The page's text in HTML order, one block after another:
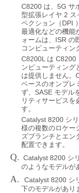
C8200 は、 5G サ
型拡張レイヤ 2 ス
ペクション（ DPI
最適化などの機能
ォームは、 ISR の
コンピューティン
C8200L は C8200
ンピューティング
は提供しません。
ベースのオンプレ
ず、 SASE モデル
リティサービスを
す。
Catalyst 8200 シ
様の複数のロケー
ズブランチとエン
配置できます。
Q. Catalyst 8200 シ
のようなモデルが
A. Catalyst 8200 シ
下のモデルがあり